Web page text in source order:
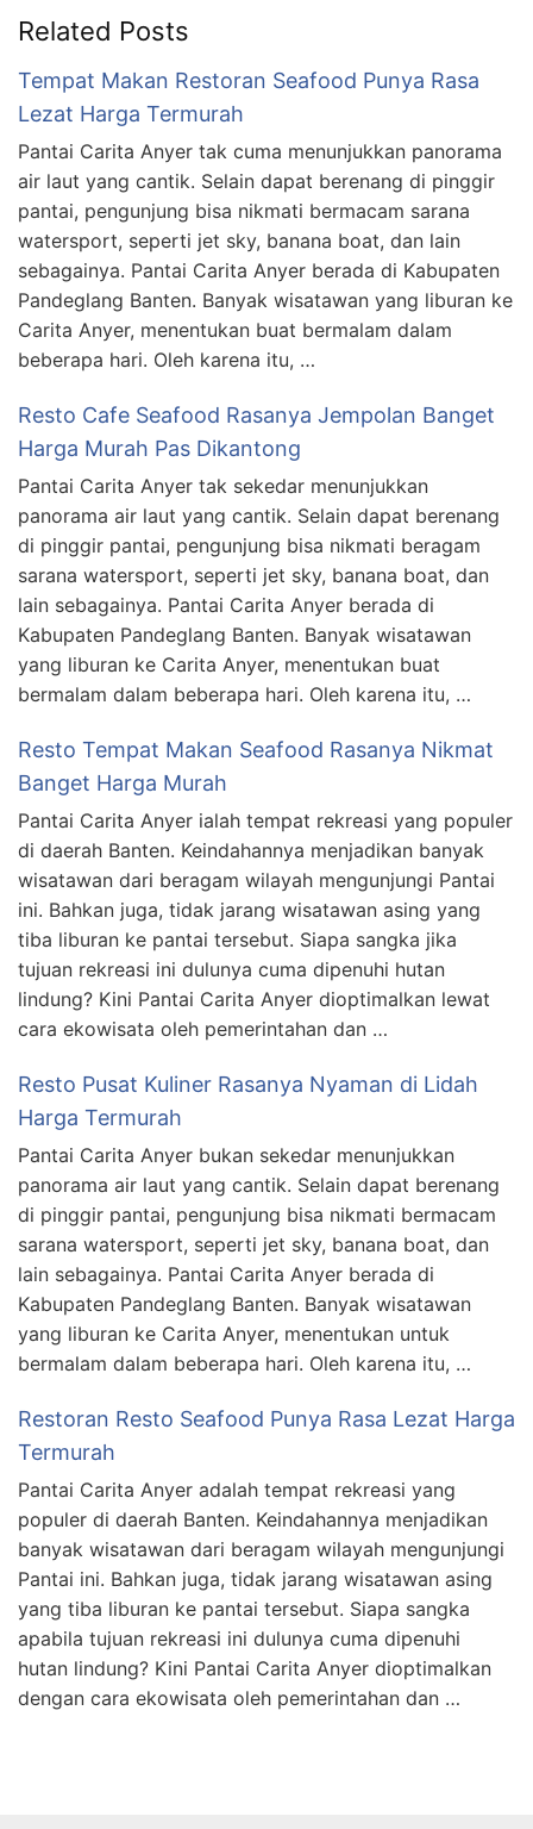
Related Posts
Tempat Makan Restoran Seafood Punya Rasa
Lezat Harga Termurah
Pantai Carita Anyer tak cuma menunjukkan panorama
air laut yang cantik. Selain dapat berenang di pinggir
pantai, pengunjung bisa nikmati bermacam sarana
watersport, seperti jet sky, banana boat, dan lain
sebagainya. Pantai Carita Anyer berada di Kabupaten
Pandeglang Banten. Banyak wisatawan yang liburan ke
Carita Anyer, menentukan buat bermalam dalam
beberapa hari. Oleh karena itu, …
Resto Cafe Seafood Rasanya Jempolan Banget
Harga Murah Pas Dikantong
Pantai Carita Anyer tak sekedar menunjukkan
panorama air laut yang cantik. Selain dapat berenang
di pinggir pantai, pengunjung bisa nikmati beragam
sarana watersport, seperti jet sky, banana boat, dan
lain sebagainya. Pantai Carita Anyer berada di
Kabupaten Pandeglang Banten. Banyak wisatawan
yang liburan ke Carita Anyer, menentukan buat
bermalam dalam beberapa hari. Oleh karena itu, …
Resto Tempat Makan Seafood Rasanya Nikmat
Banget Harga Murah
Pantai Carita Anyer ialah tempat rekreasi yang populer
di daerah Banten. Keindahannya menjadikan banyak
wisatawan dari beragam wilayah mengunjungi Pantai
ini. Bahkan juga, tidak jarang wisatawan asing yang
tiba liburan ke pantai tersebut. Siapa sangka jika
tujuan rekreasi ini dulunya cuma dipenuhi hutan
lindung? Kini Pantai Carita Anyer dioptimalkan lewat
cara ekowisata oleh pemerintahan dan …
Resto Pusat Kuliner Rasanya Nyaman di Lidah
Harga Termurah
Pantai Carita Anyer bukan sekedar menunjukkan
panorama air laut yang cantik. Selain dapat berenang
di pinggir pantai, pengunjung bisa nikmati bermacam
sarana watersport, seperti jet sky, banana boat, dan
lain sebagainya. Pantai Carita Anyer berada di
Kabupaten Pandeglang Banten. Banyak wisatawan
yang liburan ke Carita Anyer, menentukan untuk
bermalam dalam beberapa hari. Oleh karena itu, …
Restoran Resto Seafood Punya Rasa Lezat Harga
Termurah
Pantai Carita Anyer adalah tempat rekreasi yang
populer di daerah Banten. Keindahannya menjadikan
banyak wisatawan dari beragam wilayah mengunjungi
Pantai ini. Bahkan juga, tidak jarang wisatawan asing
yang tiba liburan ke pantai tersebut. Siapa sangka
apabila tujuan rekreasi ini dulunya cuma dipenuhi
hutan lindung? Kini Pantai Carita Anyer dioptimalkan
dengan cara ekowisata oleh pemerintahan dan …